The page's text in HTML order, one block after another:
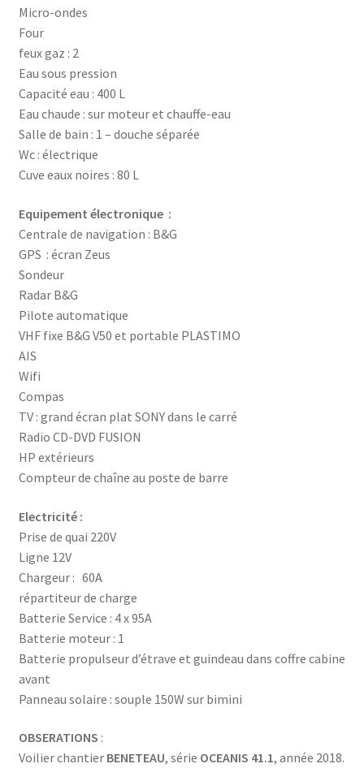
Micro-ondes
Four
feux gaz : 2
Eau sous pression
Capacité eau : 400 L
Eau chaude : sur moteur et chauffe-eau
Salle de bain : 1 – douche séparée
Wc : électrique
Cuve eaux noires : 80 L
Equipement électronique :
Centrale de navigation : B&G
GPS : écran Zeus
Sondeur
Radar B&G
Pilote automatique
VHF fixe B&G V50 et portable PLASTIMO
AIS
Wifi
Compas
TV : grand écran plat SONY dans le carré
Radio CD-DVD FUSION
HP extérieurs
Compteur de chaîne au poste de barre
Electricité :
Prise de quai 220V
Ligne 12V
Chargeur : 60A
répartiteur de charge
Batterie Service : 4 x 95A
Batterie moteur : 1
Batterie propulseur d’étrave et guindeau dans coffre cabine
avant
Panneau solaire : souple 150W sur bimini
OBSERATIONS :
Voilier chantier BENETEAU, série OCEANIS 41.1, année 2018.